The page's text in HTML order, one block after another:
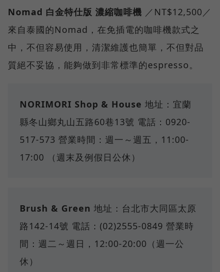
Nomad 白金特仕版 濃縮咖啡機 ／NT$12,500／
來自泰國的Nomad，在免插電的咖啡機款式之
中，不但容易使用，清潔維護也簡單，不但對品
質絕不妥協，能夠做到非常標準的espresso。
NORIMORI Shop & House 地址：宜蘭
縣冬山鄉丸山五路60巷13號 電話：0920-
517-573 營業時間：週一～週五，11:00-
17:00 （週末及例假日公休）
Brush & Green 地址：台北市大同區太原
路142-14號 電話：(02)2555-0849 營業時
間：週二～週日，12:00-20:00（週一公
休）